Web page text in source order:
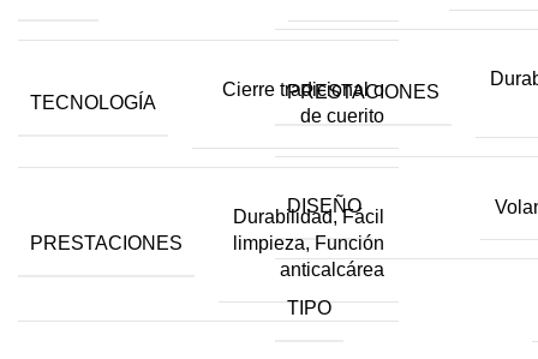
TECNOLOGÍA
Cierre tradicional o
de cuerito
PRESTACIONES
Durabilidad, Fácil
limpieza, Función
anticalcárea
PRESTACIONES
DISEÑO
TIPO